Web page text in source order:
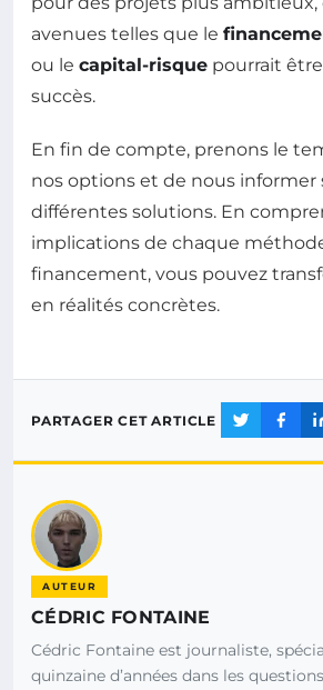
avenues telles que le
ou le capital-risque pourrait
succès.
En fin de compte, prenons le
nos options et de nous informer
différentes solutions. En
implications de chaque
financement, vous pouvez
en réalités concrètes.
PARTAGER CET ARTICLE
AUTEUR
CÉDRIC FONTAINE
Cédric Fontaine est journaliste,
quinzaine d’années dans les